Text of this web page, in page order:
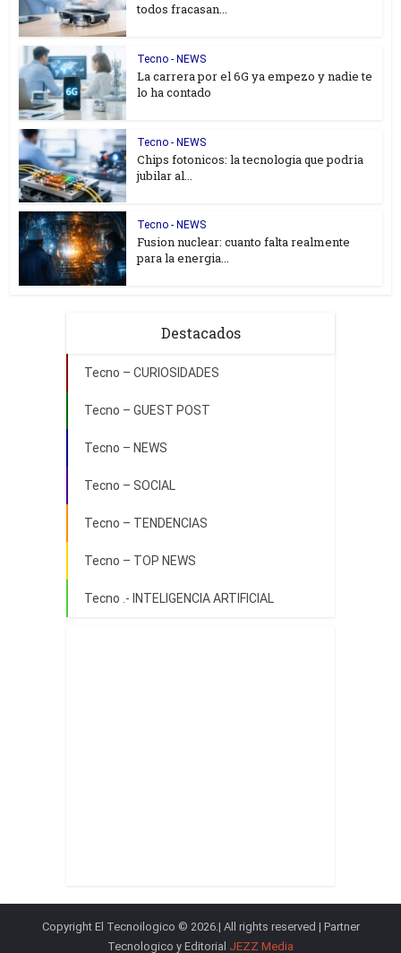
todos fracasan...
Tecno - NEWS
La carrera por el 6G ya empezo y nadie te
lo ha contado
Tecno - NEWS
Chips fotonicos: la tecnologia que podria
jubilar al...
Tecno - NEWS
Fusion nuclear: cuanto falta realmente
para la energia...
Destacados
Tecno – CURIOSIDADES
Tecno – GUEST POST
Tecno – NEWS
Tecno – SOCIAL
Tecno – TENDENCIAS
Tecno – TOP NEWS
Tecno .- INTELIGENCIA ARTIFICIAL
Copyright El Tecnoilogico © 2026.| All rights reserved | Partner
Tecnologico y Editorial JEZZ Media